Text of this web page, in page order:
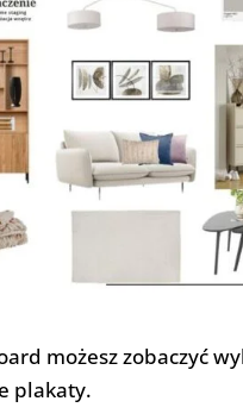
możesz zobaczyć
plakaty.